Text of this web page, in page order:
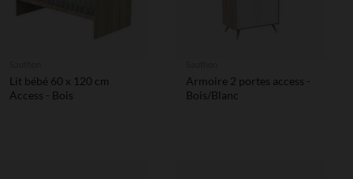
Lit bébé 60 x 120 cm
Access - Bois
Armoire 2 portes access -
Bois/Blanc